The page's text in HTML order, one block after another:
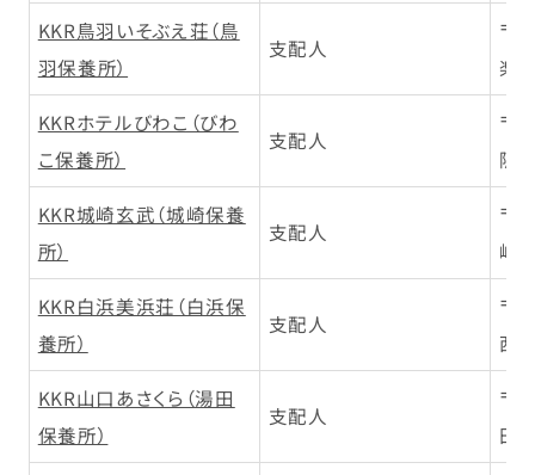
KKR鳥羽いそぶえ荘（鳥
羽保養所）
支配人
〒
楽
KKRホテルびわこ（びわ
こ保養所）
支配人
〒
阪
KKR城崎玄武（城崎保養
所）
支配人
〒
崎
KKR白浜美浜荘（白浜保
養所）
支配人
〒
西
KKR山口あさくら（湯田
保養所）
支配人
〒
田